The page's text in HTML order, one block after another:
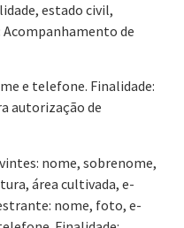
estado civil,
de
e telefone. Finalidade:
autorização de
nome, sobrenome,
área cultivada, e-
nome, foto, e-